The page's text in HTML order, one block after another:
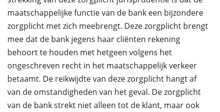
maatschappelijke functie van de bank een bijzondere
zorgplicht met zich meebrengt. Deze zorgplicht brengt
mee dat de bank jegens haar cliënten rekening
behoort te houden met hetgeen volgens het
ongeschreven recht in het maatschappelijk verkeer
betaamt. De reikwijdte van deze zorgplicht hangt af
van de omstandigheden van het geval. De zorgplicht
van de bank strekt niet alleen tot de klant, maar ook